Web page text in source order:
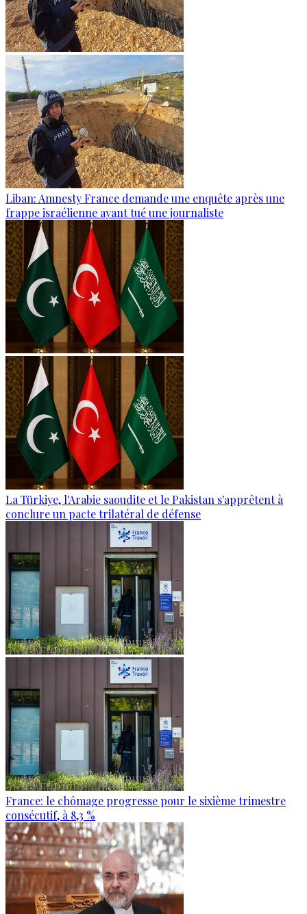
Liban: Amnesty France demande une enquête après une
frappe israélienne ayant tué une journaliste
La Türkiye, l'Arabie saoudite et le Pakistan s'apprêtent à
conclure un pacte trilatéral de défense
France: le chômage progresse pour le sixième trimestre
consécutif, à 8,3 %